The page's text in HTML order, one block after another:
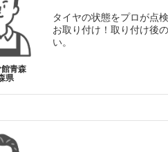
青森
県
タイヤの状態をプロが点
お取り付け！取り付け後
い。